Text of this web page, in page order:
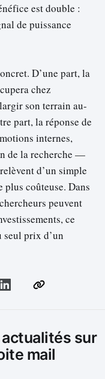
est double :
de puissance
D’une part, la
chez
son terrain au-
part, la réponse de
internes,
de la recherche —
d’un simple
plus coûteuse. Dans
peuvent
ce
seul prix d’un
sur
mail